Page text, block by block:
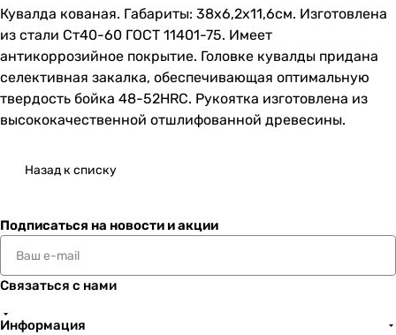
Кувалда кованая. Габариты: 38х6,2х11,6см. Изготовлена
из стали Ст40-60 ГОСТ 11401-75. Имеет
антикоррозийное покрытие. Головке кувалды придана
селективная закалка, обеспечивающая оптимальную
твердость бойка 48-52HRC. Рукоятка изготовлена из
высококачественной отшлифованной древесины.
Назад к списку
Подписаться на новости и акции
Связаться с нами
Информация